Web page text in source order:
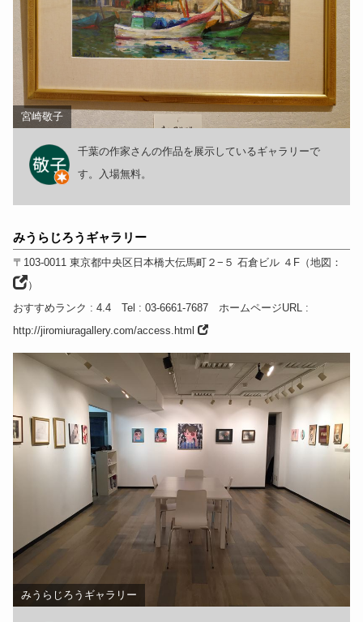
宮崎敬子
千葉の作家さんの作品を展示しているギャラリーで
す。入場無料。
みうらじろうギャラリー
〒103-0011 東京都中央区日本橋大伝馬町２−５ 石倉ビル ４F（地図：
）
おすすめランク : 4.4 Tel : 03-6661-7687 ホームページURL:
http://jiromiuragallery.com/access.html
みうらじろうギャラリー